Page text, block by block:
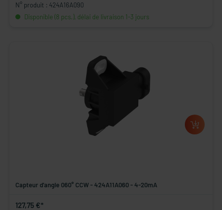
N° produit : 424A16A090
Disponible (8 pcs.), délai de livraison 1-3 jours
Capteur d'angle 060° CCW - 424A11A060 - 4-20mA
127,75 €*